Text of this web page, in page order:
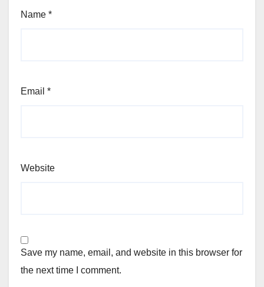
Name *
Email *
Website
Save my name, email, and website in this browser for
the next time I comment.